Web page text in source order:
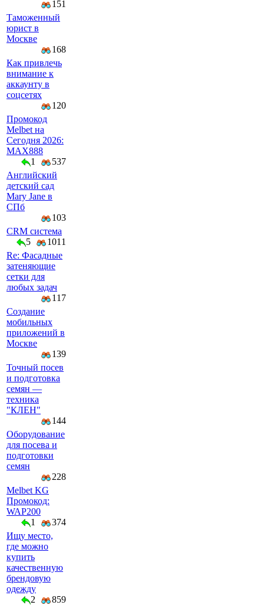
151
Таможенный
юрист в
Москве
168
Как привлечь
внимание к
аккаунту в
соцсетях
120
Промокод
Melbet на
Сегодня 2026:
MAX888
1
537
Английский
детский сад
Mary Jane в
СПб
103
CRM система
5
1011
Re: Фасадные
затеняющие
сетки для
любых задач
117
Создание
мобильных
приложений в
Москве
139
Точный посев
и подготовка
семян —
техника
"КЛЕН"
144
Оборудование
для посева и
подготовки
семян
228
Melbet KG
Промокод:
WAP200
1
374
Ищу место,
где можно
купить
качественную
брендовую
одежду
2
859